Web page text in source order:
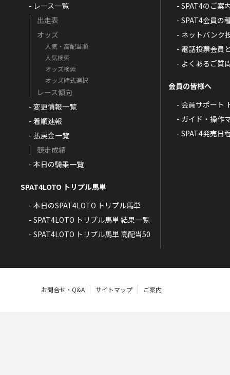
- レース一覧
出走表
オッズ
人気・高配当順
人気検索
オッズ検索
オッズ賭式選択
レース傾向
- 変更情報一覧
- 着順速報
- 払戻金一覧
競走成績
- 本日の騎乗一覧
SPAT4LOTO トリプル馬単
- 本日のSPAT4LOTO トリプル馬単
- SPAT4LOTO トリプル馬単 結果一覧
- SPAT4LOTO トリプル馬単 高配当50
- SPAT4のご案
- SPAT4会員の
- ネットバンク
- 電話投票会員
- よくあるご質
会員の皆様へ
- 会員サポート
- ガイド・操作
- SPAT4発売日
お問合せ・Q&A サイトマップ ご案内